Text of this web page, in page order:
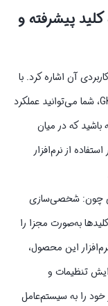
پیشرفته و
آن اشاره کرد. با
کمک نرم‌افزار اختصاصی تسکو برای کیبورد GK 8128، شما می‌توانید عملکرد
که در میان
از نرم‌افزار
چون: شخصی‌سازی
به‌صورت مجزا را
این محصول،
تنظیمات و
خود را به سیستم‌عامل